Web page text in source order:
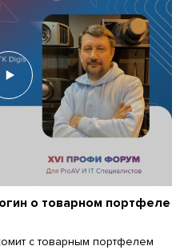
о товарном портфеле
с товарным портфелем